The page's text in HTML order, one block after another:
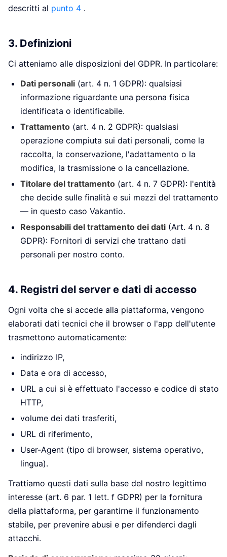
descritti al punto 4 .
3. Definizioni
Ci atteniamo alle disposizioni del GDPR. In particolare:
Dati personali (art. 4 n. 1 GDPR): qualsiasi
informazione riguardante una persona fisica
identificata o identificabile.
Trattamento (art. 4 n. 2 GDPR): qualsiasi
operazione compiuta sui dati personali, come la
raccolta, la conservazione, l'adattamento o la
modifica, la trasmissione o la cancellazione.
Titolare del trattamento (art. 4 n. 7 GDPR): l'entità
che decide sulle finalità e sui mezzi del trattamento
— in questo caso Vakantio.
Responsabili del trattamento dei dati (Art. 4 n. 8
GDPR): Fornitori di servizi che trattano dati
personali per nostro conto.
4. Registri del server e dati di accesso
Ogni volta che si accede alla piattaforma, vengono
elaborati dati tecnici che il browser o l'app dell'utente
trasmettono automaticamente:
indirizzo IP,
Data e ora di accesso,
URL a cui si è effettuato l'accesso e codice di stato
HTTP,
volume dei dati trasferiti,
URL di riferimento,
User-Agent (tipo di browser, sistema operativo,
lingua).
Trattiamo questi dati sulla base del nostro legittimo
interesse (art. 6 par. 1 lett. f GDPR) per la fornitura
della piattaforma, per garantirne il funzionamento
stabile, per prevenire abusi e per difenderci dagli
attacchi.